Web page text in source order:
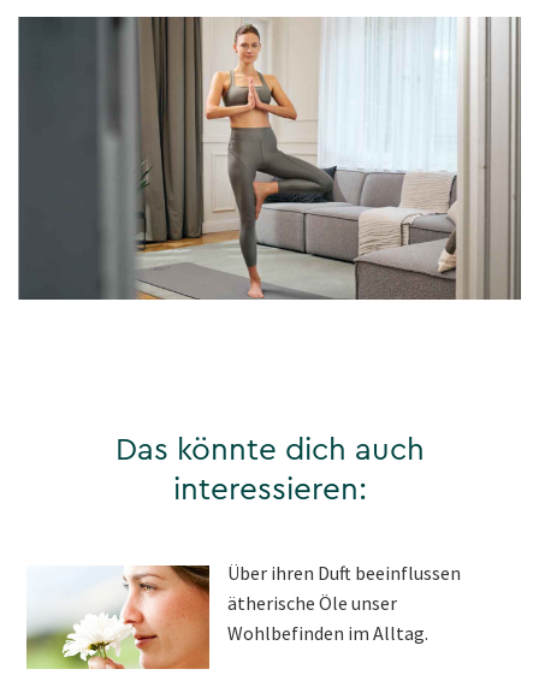
Das könnte dich auch
interessieren:
Über ihren Duft beeinflussen
ätherische Öle unser
Wohlbefinden im Alltag.